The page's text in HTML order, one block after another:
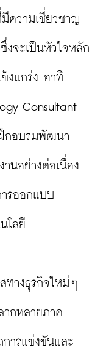
ความเชี่ยวชาญ
งจะเป็นหัวใจหลัก
งแกร่ง อาทิ
Consultant
กอบรมพัฒนา
นอย่างต่อเนื่อง
ารออกแบบ
โลยี
ทางธุรกิจใหม่ๆ
กหลายภาค
ารแข่งขันและ